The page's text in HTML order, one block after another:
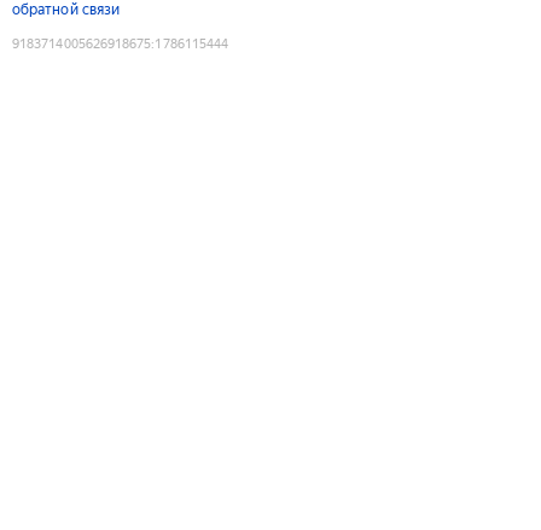
обратной связи
9183714005626918675:1786115444